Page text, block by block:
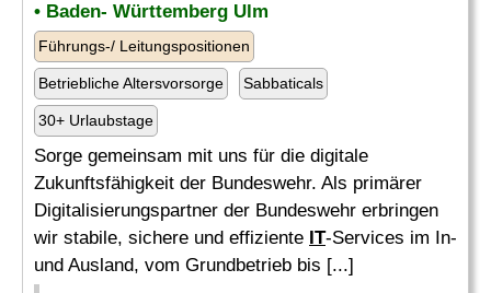
• Baden- Württemberg Ulm
Führungs-/ Leitungspositionen
Betriebliche Altersvorsorge Sabbaticals
30+ Urlaubstage
Sorge gemeinsam mit uns für die digitale
Zukunftsfähigkeit der Bundeswehr. Als primärer
Digitalisierungspartner der Bundeswehr erbringen
wir stabile, sichere und effiziente IT-Services im In-
und Ausland, vom Grundbetrieb bis [...]